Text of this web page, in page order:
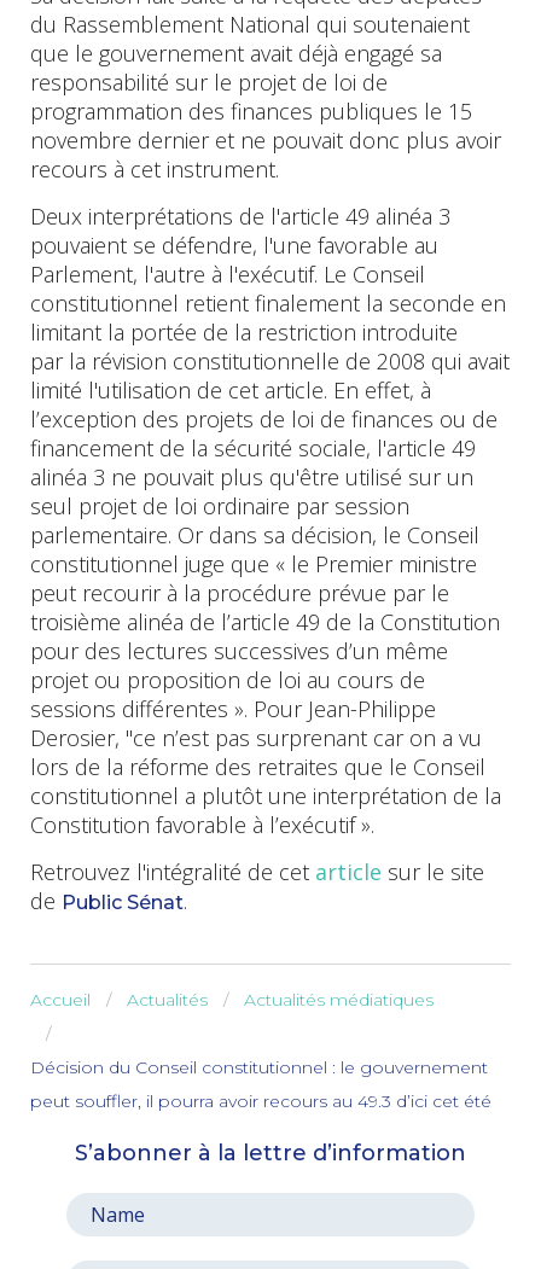
du Rassemblement National qui soutenaient
que le gouvernement avait déjà engagé sa
responsabilité sur le projet de loi de
programmation des finances publiques le 15
novembre dernier et ne pouvait donc plus avoir
recours à cet instrument.
Deux interprétations de l'article 49 alinéa 3
pouvaient se défendre, l'une favorable au
Parlement, l'autre à l'exécutif. Le Conseil
constitutionnel retient finalement la seconde en
limitant la portée de la restriction introduite
par la révision constitutionnelle de 2008 qui avait
limité l'utilisation de cet article. En effet, à
l’exception des projets de loi de finances ou de
financement de la sécurité sociale, l'article 49
alinéa 3 ne pouvait plus qu'être utilisé sur un
seul projet de loi ordinaire par session
parlementaire. Or dans sa décision, le Conseil
constitutionnel juge que « le Premier ministre
peut recourir à la procédure prévue par le
troisième alinéa de l’article 49 de la Constitution
pour des lectures successives d’un même
projet ou proposition de loi au cours de
sessions différentes ». Pour Jean-Philippe
Derosier, "ce n’est pas surprenant car on a vu
lors de la réforme des retraites que le Conseil
constitutionnel a plutôt une interprétation de la
Constitution favorable à l’exécutif ».
Retrouvez l'intégralité de cet article sur le site
de Public Sénat.
Accueil Actualités Actualités médiatiques
Décision du Conseil constitutionnel : le gouvernement
peut souffler, il pourra avoir recours au 49.3 d’ici cet été
S’abonner à la lettre d’information